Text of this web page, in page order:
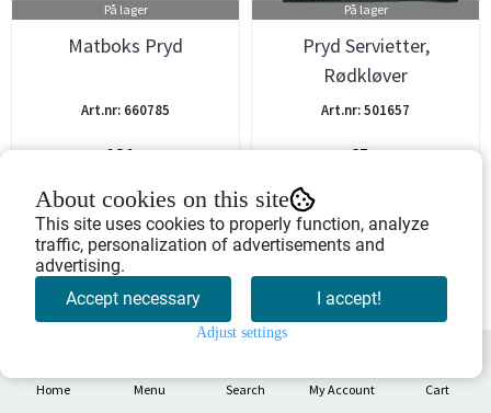
Home Menu Search My Account Cart
På lager
Matboks Pryd
Art.nr: 660785
131,-
Buy Now
På lager
Pryd Servietter,
Rødkløver
Art.nr: 501657
65,-
Buy Now
About cookies on this site
This site uses cookies to properly function, analyze
traffic, personalization of advertisements and
advertising.
Accept necessary
I accept!
Adjust settings